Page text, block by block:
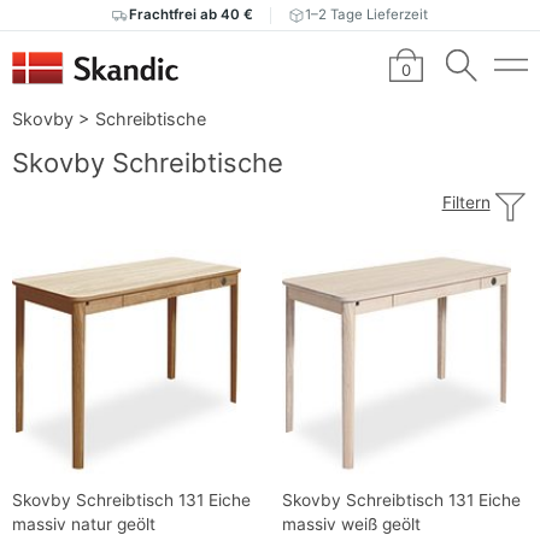
Frachtfrei ab 40 € 1–2 Tage Lieferzeit
0
Skovby > Schreibtische
Skovby Schreibtische
Filtern
Skovby Schreibtisch 131 Eiche
massiv natur geölt
Skovby Schreibtisch 131 Eiche
massiv weiß geölt